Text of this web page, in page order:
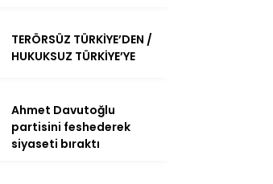
TERÖRSÜZ TÜRKİYE’DEN /
HUKUKSUZ TÜRKİYE’YE
Ahmet Davutoğlu
partisini feshederek
siyaseti bıraktı